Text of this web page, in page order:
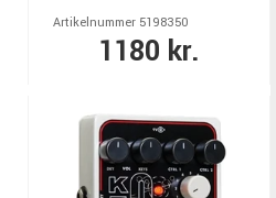
Artikelnummer 5198350
1180 kr.